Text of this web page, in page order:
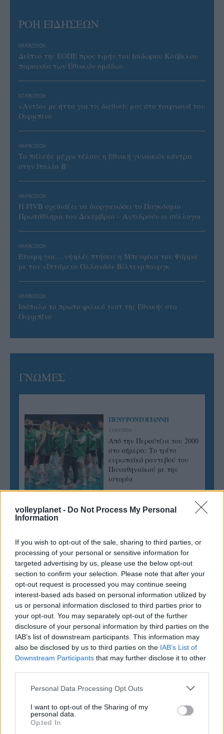
volleyplanet - Do Not Process My Personal
Information
If you wish to opt-out of the sale, sharing to third parties, or
processing of your personal or sensitive information for
targeted advertising by us, please use the below opt-out
section to confirm your selection. Please note that after your
opt-out request is processed you may continue seeing
interest-based ads based on personal information utilized by
us or personal information disclosed to third parties prior to
your opt-out. You may separately opt-out of the further
disclosure of your personal information by third parties on the
IAB’s list of downstream participants. This information may
also be disclosed by us to third parties on the IAB’s List of
Downstream Participants that may further disclose it to other
Please note that this website/app uses one or more Google
not limited to your visit or usage behaviour. You may click to
grant or deny consent to Google and its third-party tags to
use your data for below specified purposes in below Google
Personal Data Processing Opt Outs
I want to opt-out of the Sharing of my
personal data.
Opted In
ΡΟΗ ΕΙΔΗΣΕΩΝ
08/08/2026
Δείπνο της ΕΟΠΕ προς τιμήν του Ισίδωρου Κούβελου
παρουσία των Εθνικών ομάδων
07/08/2026
«Αντίο» με ήττα για τις διεθνείς μας στο τουρνουά του
Ουρμπίνο
06/08/2026
Το πάλεψε μέχρι τέλους η Εθνική γυναικών κόντρα
στην Ιταλία Β’
06/08/2026
Η FIVB σχεδιάζει να διοργανώσει το Παγκόσμιο
Πρωτάθλημα τον Δεκέμβριο – Αντιδρούν οι σύλλογοι
06/08/2026
Έτοιμη για… υψηλές πτήσεις η Μπενφίκα του Ψάρρα
με τον «Ιπτάμενο Ολλανδό» Βίλτενμπουργκ
05/08/2026
Ισόπαλο το πρωτο φιλικό τεστ της Εθνικής στο
Ουρμπίνο
ΓΝΩΜΕΣ
ΠΕΝΥ ΡΟΝΤΟΓΙΑΝΝΗ
11/03/2026
Από την Περούτζια του 2000
στο σήμερα: Tο τρίτο
ευρωπαϊκό ραντεβού του
Παναθηναϊκού με την
ιστορία
Αναγνώριση και σεβασμός
οι σημαντικότερες νίκες του
Α.Ο. Θήρας